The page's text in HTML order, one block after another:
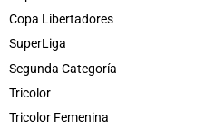
Copa Libertadores
SuperLiga
Segunda Categoría
Tricolor
Tricolor Femenina